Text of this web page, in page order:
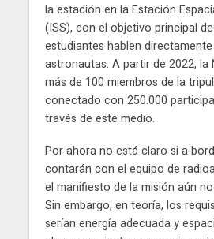
la estación en la Estación
(ISS), con el objetivo principal
estudiantes hablen
astronautas. A partir de 2022, la
más de 100 miembros de la
conectado con 250.000
través de este medio.
Por ahora no está claro si a
contarán con el equipo de
el manifiesto de la misión aún
Sin embargo, en teoría, los
serían energía adecuada y